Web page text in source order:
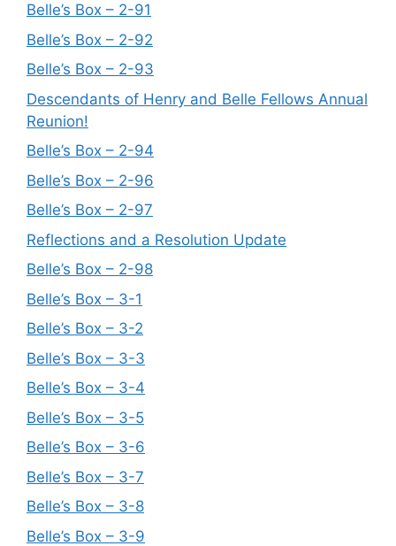
Belle’s Box – 2-91
Belle’s Box – 2-92
Belle’s Box – 2-93
Descendants of Henry and Belle Fellows Annual
Reunion!
Belle’s Box – 2-94
Belle’s Box – 2-96
Belle’s Box – 2-97
Reflections and a Resolution Update
Belle’s Box – 2-98
Belle’s Box – 3-1
Belle’s Box – 3-2
Belle’s Box – 3-3
Belle’s Box – 3-4
Belle’s Box – 3-5
Belle’s Box – 3-6
Belle’s Box – 3-7
Belle’s Box – 3-8
Belle’s Box – 3-9